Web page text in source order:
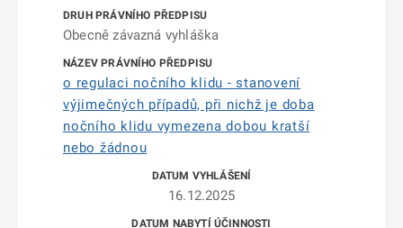
Obecně závazná vyhláška
o regulaci nočního klidu - stanovení
výjimečných případů, při nichž je doba
nočního klidu vymezena dobou kratší
nebo žádnou
16.12.2025